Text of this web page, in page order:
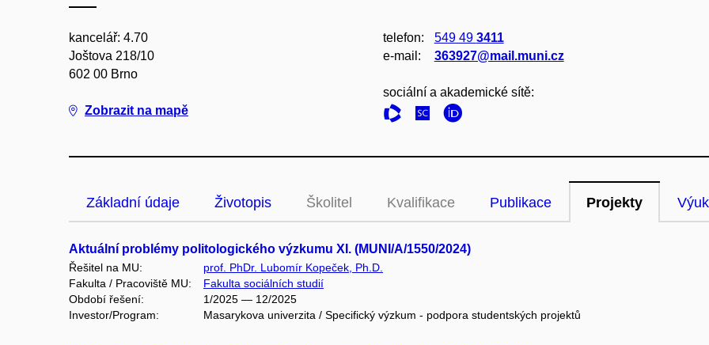
kancelář: 4.70
Joštova 218/10
602 00 Brno
Zobrazit na mapě
telefon: 549 49 3411
e‑mail:
363927@mail.muni.cz
sociální a akademické sítě:
Základní údaje Životopis Školitel Kvalifikace Publikace Projekty
Aktuální problémy politologického výzkumu XI. (MUNI/A/1550/2024)
Řešitel na MU:
prof. PhDr. Lubomír Kopeček, Ph.D.
Fakulta / Pracoviště MU:
Fakulta sociálních studií
Období řešení:
1/2025 — 12/2025
Investor/Program:
Masarykova univerzita / Specifický výzkum - podpora studentských projektů